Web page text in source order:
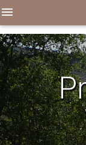
menu